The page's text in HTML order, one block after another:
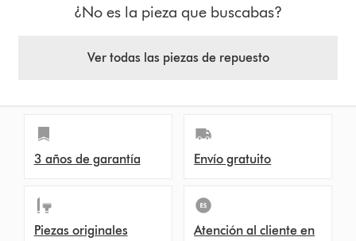
¿No es la pieza que buscabas?
Ver todas las piezas de repuesto
3 años de garantía Envío gratuito
Piezas originales
Atención al cliente en